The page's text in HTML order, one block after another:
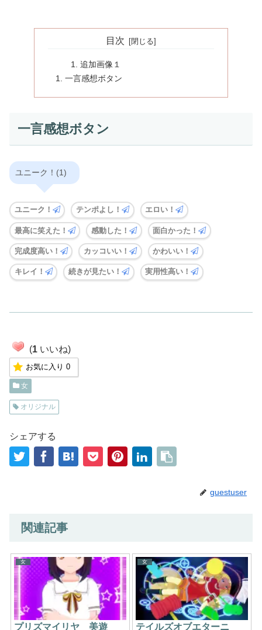
目次
追加画像１
一言感想ボタン
一言感想ボタン
ユニーク！(1)
ユニーク！ テンポよし！ エロい！
最高に笑えた！ 感動した！ 面白かった！
完成度高い！ カッコいい！ かわいい！
キレイ！ 続きが見たい！ 実用性高い！
(1 いいね)
お気に入り 0
女
オリジナル
シェアする
guestuser
関連記事
女
プリズマイリヤ 美遊
女
テイルズオブエターニ